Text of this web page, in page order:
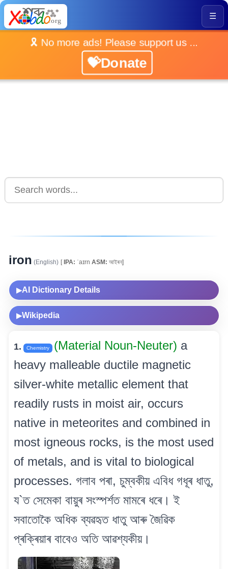
☰
🎗️ No more ads! Please support us ...
💝Donate
iron (English) [IPA: ˈaɪrn ASM: আইৰন্]
▶AI Dictionary Details
▶Wikipedia
1. Chemistry (Material Noun-Neuter) a
heavy malleable ductile magnetic
silver-white metallic element that
readily rusts in moist air, occurs
native in meteorites and combined in
most igneous rocks, is the most used
of metals, and is vital to biological
processes. গলাব পৰা, চুম্বকীয় এবিধ গধূৰ ধাতু,
য`ত সেমেকা বায়ুৰ সংস্পৰ্শত মামৰে ধৰে। ই
সবাতোকৈ অধিক ব্যৱহৃত ধাতু আৰু জৈৱিক
প্ৰক্ৰিয়াৰ বাবেও অতি আৱশ্যকীয়।